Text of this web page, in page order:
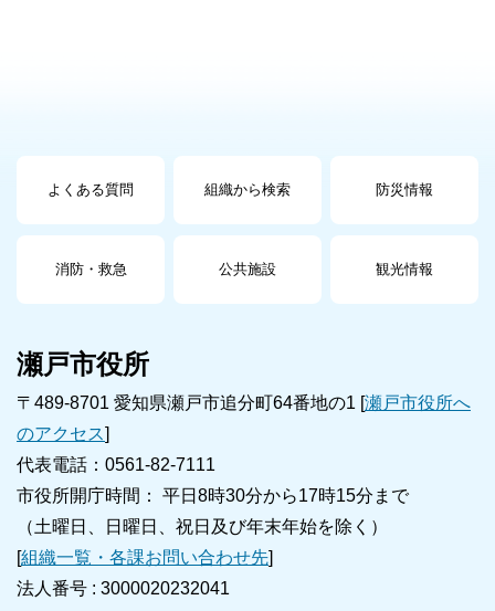
よくある質問 組織から検索 防災情報
消防・救急 公共施設 観光情報
瀬戸市役所
〒489-8701 愛知県瀬戸市追分町64番地の1 [瀬戸市役所へ
のアクセス]
代表電話：0561-82-7111
市役所開庁時間： 平日8時30分から17時15分まで
（土曜日、日曜日、祝日及び年末年始を除く）
[組織一覧・各課お問い合わせ先]
法人番号 : 3000020232041